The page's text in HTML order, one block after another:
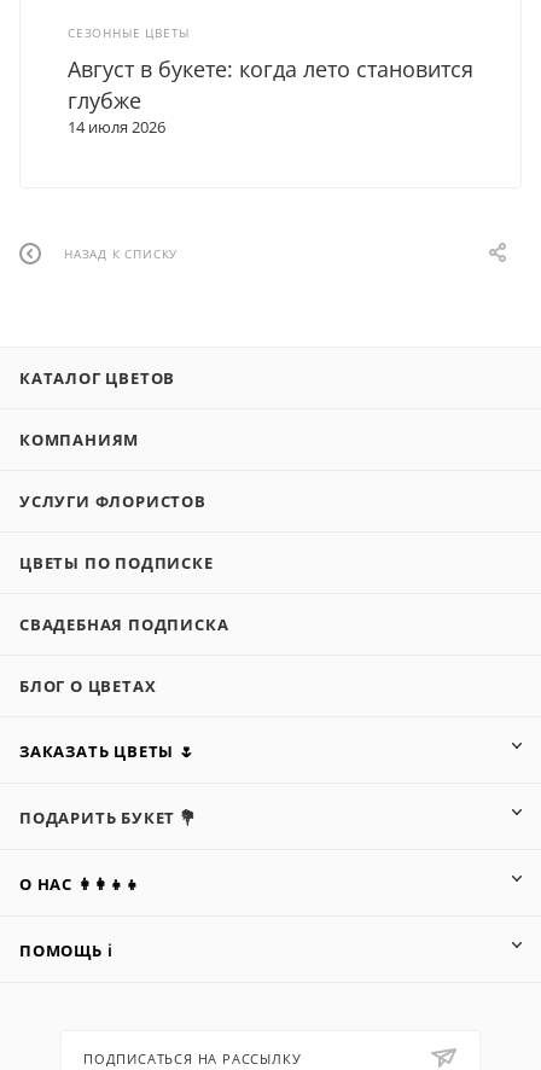
СЕЗОННЫЕ ЦВЕТЫ
14 июля 2026
Август в букете: когда лето становится
глубже
НАЗАД К СПИСКУ
КАТАЛОГ ЦВЕТОВ
КОМПАНИЯМ
УСЛУГИ ФЛОРИСТОВ
ЦВЕТЫ ПО ПОДПИСКЕ
СВАДЕБНАЯ ПОДПИСКА
БЛОГ О ЦВЕТАХ
ЗАКАЗАТЬ ЦВЕТЫ 🌷
ПОДАРИТЬ БУКЕТ 💐
О НАС 👩‍👩‍👧‍👧
ПОМОЩЬ ℹ️
ПОДПИСАТЬСЯ НА РАССЫЛКУ